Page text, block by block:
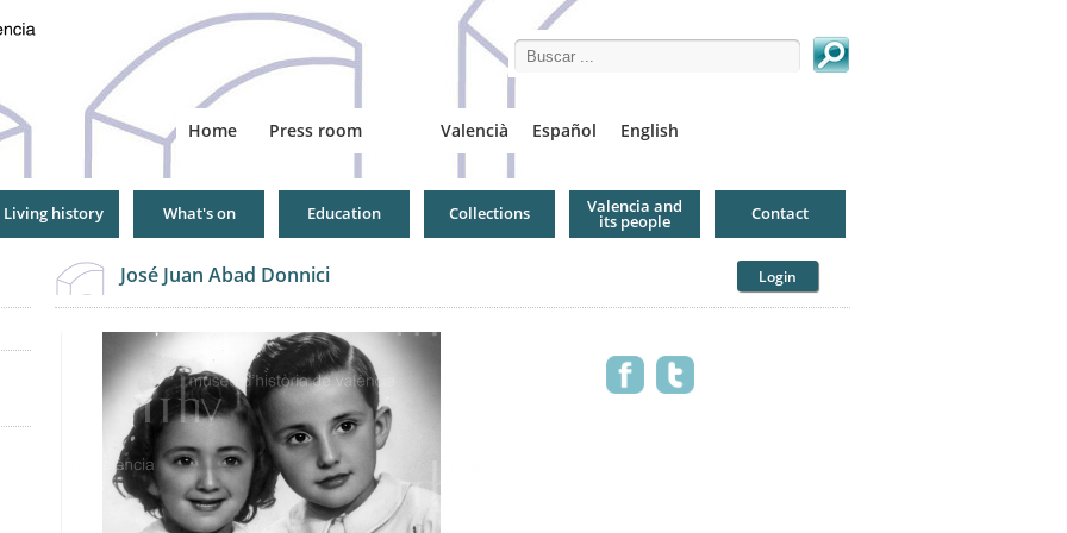
Search this site
Valencià Español English
Home Press room
Living history What's on Education Collections Valencia and
its people Contact
José Juan Abad Donnici Login